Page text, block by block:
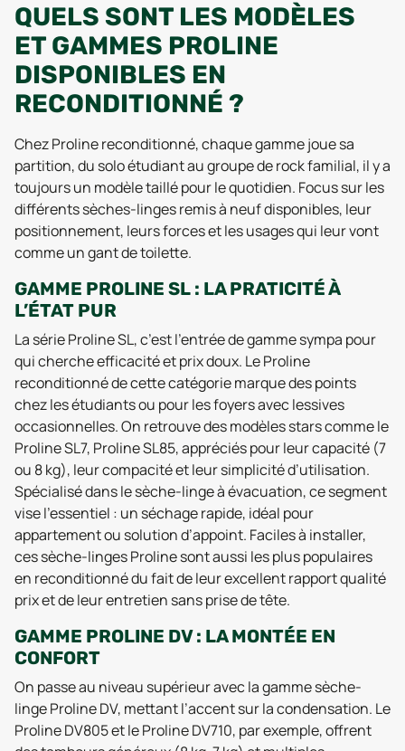
QUELS SONT LES MODÈLES
ET GAMMES PROLINE
DISPONIBLES EN
RECONDITIONNÉ ?
Chez Proline reconditionné, chaque gamme joue sa
partition, du solo étudiant au groupe de rock familial, il y a
toujours un modèle taillé pour le quotidien. Focus sur les
différents sèches-linges remis à neuf disponibles, leur
positionnement, leurs forces et les usages qui leur vont
comme un gant de toilette.
GAMME PROLINE SL : LA PRATICITÉ À
L’ÉTAT PUR
La série Proline SL, c’est l’entrée de gamme sympa pour
qui cherche efficacité et prix doux. Le Proline
reconditionné de cette catégorie marque des points
chez les étudiants ou pour les foyers avec lessives
occasionnelles. On retrouve des modèles stars comme le
Proline SL7, Proline SL85, appréciés pour leur capacité (7
ou 8 kg), leur compacité et leur simplicité d’utilisation.
Spécialisé dans le sèche-linge à évacuation, ce segment
vise l’essentiel : un séchage rapide, idéal pour
appartement ou solution d’appoint. Faciles à installer,
ces sèche-linges Proline sont aussi les plus populaires
en reconditionné du fait de leur excellent rapport qualité
prix et de leur entretien sans prise de tête.
GAMME PROLINE DV : LA MONTÉE EN
CONFORT
On passe au niveau supérieur avec la gamme sèche-
linge Proline DV, mettant l’accent sur la condensation. Le
Proline DV805 et le Proline DV710, par exemple, offrent